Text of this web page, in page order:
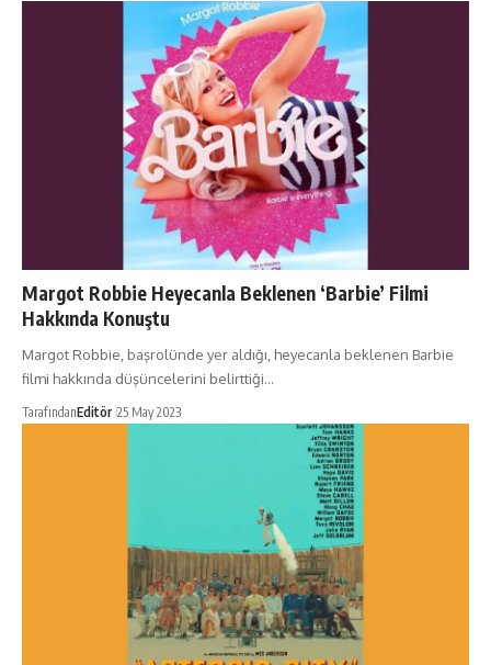
Margot Robbie Heyecanla Beklenen ‘Barbie’ Filmi
Hakkında Konuştu
Margot Robbie, başrolünde yer aldığı, heyecanla beklenen Barbie
filmi hakkında düşüncelerini belirttiği…
TarafındanEditör 25 May 2023